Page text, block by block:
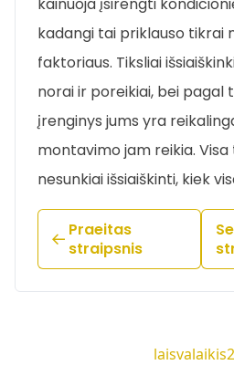
kadangi tai priklauso tikrai
faktoriaus. Tiksliai
norai ir poreikiai, bei pagal
įrenginys jums yra
montavimo jam reikia.
nesunkiai išsiaiškinti, kiek
Praeitas
straipsnis